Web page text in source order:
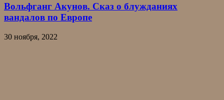
Вольфганг Акунов. Сказ о блужданиях
вандалов по Европе
30 ноября, 2022